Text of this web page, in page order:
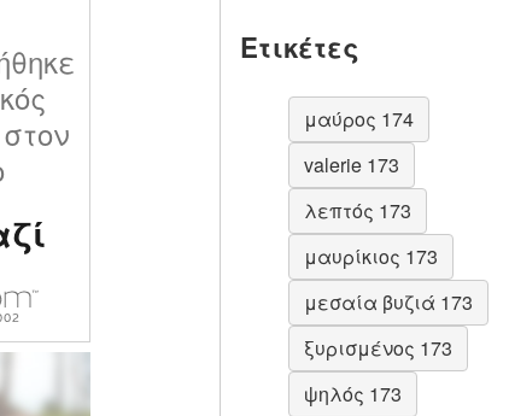
Ετικέτες
μαύρος 174
valerie 173
λεπτός 173
μαυρίκιος 173
μεσαία βυζιά 173
ξυρισμένος 173
ψηλός 173